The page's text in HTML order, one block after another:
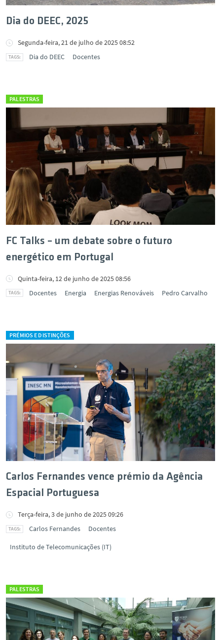
Dia do DEEC, 2025
Segunda-feira, 21 de julho de 2025 08:52
Dia do DEEC
Docentes
PALESTRAS
FC Talks – um debate sobre o futuro
energético em Portugal
Quinta-feira, 12 de junho de 2025 08:56
Docentes
Energia Energias Renováveis Pedro Carvalho
PRÉMIOS E DISTINÇÕES
Carlos Fernandes vence prémio da Agência
Espacial Portuguesa
Terça-feira, 3 de junho de 2025 09:26
Carlos Fernandes
Docentes
Instituto de Telecomunicações (IT)
PALESTRAS